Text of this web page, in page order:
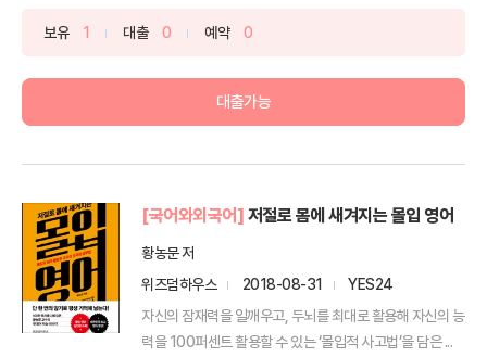
보유 1 대출 0 예약 0
대출가능
[국어와외국어] 저절로 몸에 새겨지는 몰입 영어
황농문 저
위즈덤하우스
2018-08-31
YES24
자신의 잠재력을 일깨우고, 두뇌를 최대로 활용해 자신의 능
력을 100퍼센트 활용할 수 있는 ‘몰입적 사고법’을 담은 ...